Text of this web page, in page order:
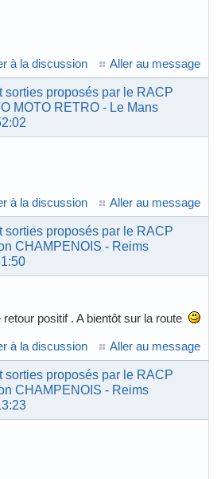
à la discussion Aller au message
sorties proposés par le RACP
MOTO RETRO - Le Mans
à la discussion Aller au message
sorties proposés par le RACP
CHAMPENOIS - Reims
positif . A bientôt sur la route
à la discussion Aller au message
sorties proposés par le RACP
CHAMPENOIS - Reims